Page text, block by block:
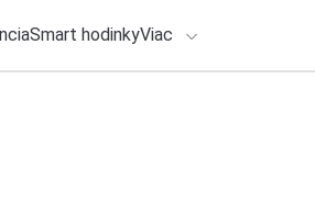
Smart hodinkyViac